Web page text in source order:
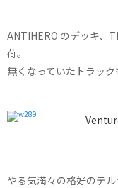
ANTIHERO のデッキ、
荷。
無くなっていたトラック
やる気満々の格好のテル